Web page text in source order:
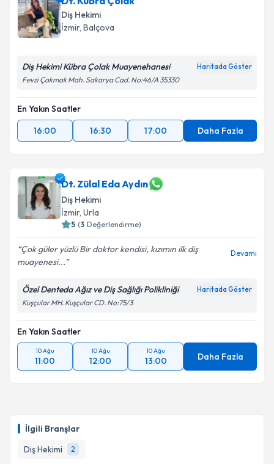
İlgili Branşlar
Diş Hekimi
2
Diş Hekimi
İzmir, Balçova
Diş Hekimi Kübra Çolak Muayenehanesi Haritada Göster
Fevzi Çakmak Mah. Sakarya Cad. No:46/A 35330
En Yakın Saatler
16:00
16:30 17:00 Daha Fazla
Dt. Zülal Eda Aydın
Diş Hekimi
İzmir, Urla
5 (3 Değerlendirme)
Çok güler yüzlü Bir doktor kendisi, kızımın ilk diş
muayenesi...
Devamı
Özel Denteda Ağız ve Diş Sağlığı Polikliniği Haritada Göster
Kuşçular MH. Kuşçular CD. No:75/3
En Yakın Saatler
10 Ağu
11:00
10 Ağu
12:00
10 Ağu
13:00 Daha Fazla